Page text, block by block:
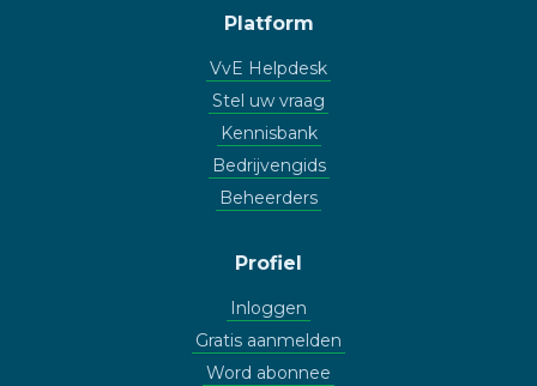
Platform
VvE Helpdesk
Stel uw vraag
Kennisbank
Bedrijvengids
Beheerders
Profiel
Inloggen
Gratis aanmelden
Word abonnee